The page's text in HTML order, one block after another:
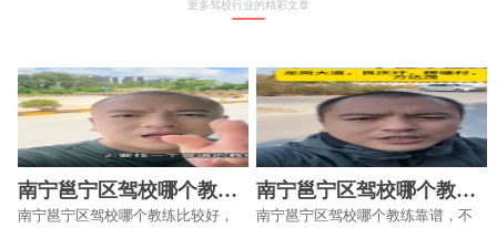
更多驾校行业的精彩文章
南宁邕宁区驾校哪个教练
比较好
南宁邕宁区驾校哪个教练比较好，
南宁邕宁区驾校哪个教练
靠谱
南宁邕宁区驾校哪个教练靠谱，不